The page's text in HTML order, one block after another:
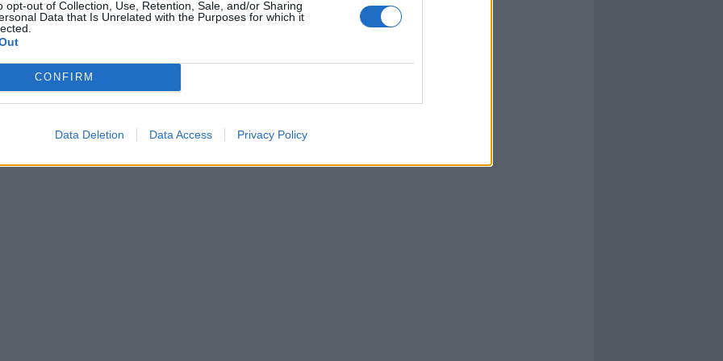
opt-out of Collection, Use, Retention, Sale, and/or Sharing
Data that Is Unrelated with the Purposes for which it
CONFIRM
Data Deletion Data Access Privacy Policy
Voto 4 Comello naif voto 6
è fedele a se stessa. Chiusura in
e fiori. San Valentino in anticipo.
in divisa voto 6 Il cappellino di Samuel
Voto 6 Romantico Michele Bravi voto 4
sulla giacca di Michele Bravi.